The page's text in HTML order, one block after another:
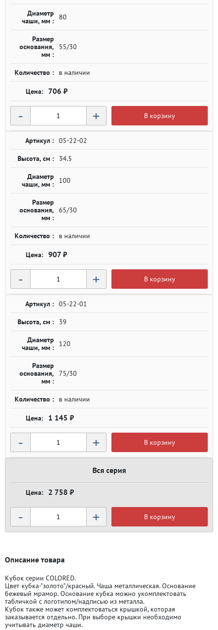
Диаметр
чаши, мм :
80
Размер
основания,
мм :
55/30
Количество : в наличии
706 ₽
- + В корзину
Артикул : 05-22-02
Высота, см : 34.5
Диаметр
чаши, мм :
100
Размер
основания,
мм :
65/30
Количество : в наличии
907 ₽
- + В корзину
Артикул : 05-22-01
Высота, см : 39
Диаметр
чаши, мм :
120
Размер
основания,
мм :
75/30
Количество : в наличии
1 145 ₽
- + В корзину
Вся серия
2 758 ₽
- + В корзину
Описание товара
Кубок серии COLORED.
Цвет кубка-"золото"/красный. Чаша металлическая. Основание
бежевый мрамор. Основание кубка можно укомплектовать
табличкой с логотипом/надписью из металла.
Кубок также может комплектоваться крышкой, которая
заказывается отдельно. При выборе крышки необходимо
учитывать диаметр чаши.